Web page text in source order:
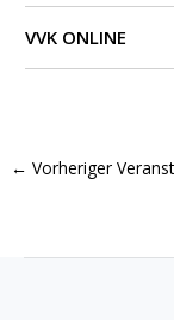
VVK ONLINE
← Vorheriger